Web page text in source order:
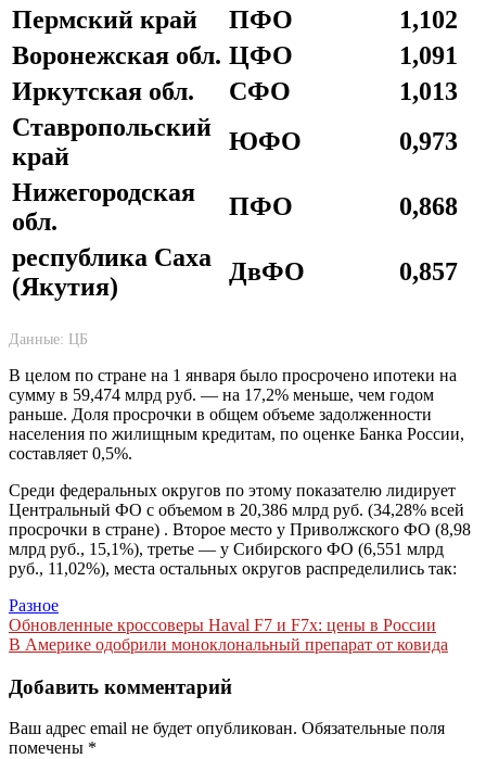
Пермский край
ПФО
1,102
Воронежская обл. ЦФО
1,091
Иркутская обл.
СФО
1,013
Ставропольский
край
ЮФО
0,973
Нижегородская
обл.
ПФО
0,868
республика Саха
(Якутия)
ДвФО 0,857
Данные: ЦБ
В целом по стране на 1 января было просрочено ипотеки на
сумму в 59,474 млрд руб. — на 17,2% меньше, чем годом
раньше. Доля просрочки в общем объеме задолженности
населения по жилищным кредитам, по оценке Банка России,
составляет 0,5%.
Среди федеральных округов по этому показателю лидирует
Центральный ФО с объемом в 20,386 млрд руб. (34,28% всей
просрочки в стране) . Второе место у Приволжского ФО (8,98
млрд руб., 15,1%), третье — у Сибирского ФО (6,551 млрд
руб., 11,02%), места остальных округов распределились так:
Разное
Навигация
по
записям
Обновленные кроссоверы Haval F7 и F7x: цены в России
В Америке одобрили моноклональный препарат от ковида
Добавить комментарий
Ваш адрес email не будет опубликован. Обязательные поля
помечены *